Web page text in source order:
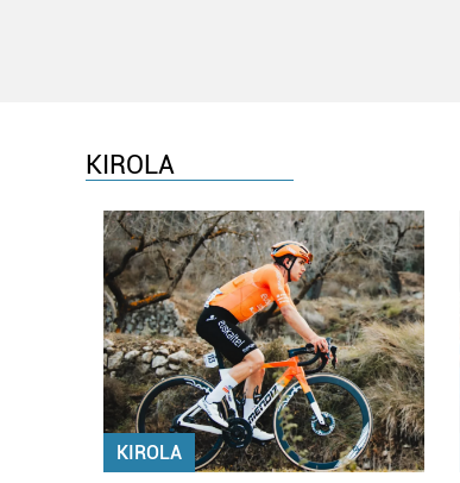
KIROLA
KIROLA